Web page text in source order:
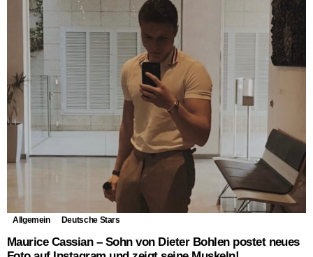
Allgemein Deutsche Stars
Maurice Cassian – Sohn von Dieter Bohlen postet neues